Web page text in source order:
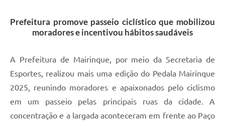
Prefeitura promove passeio ciclístico que mobilizou
moradores e incentivou hábitos saudáveis
A Prefeitura de Mairinque, por meio da Secretaria de
Esportes, realizou mais uma edição do Pedala Mairinque
2025, reunindo moradores e apaixonados pelo ciclismo
em um passeio pelas principais ruas da cidade. A
concentração e a largada aconteceram em frente ao Paço